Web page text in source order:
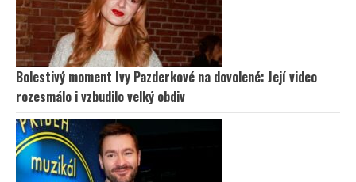
Bolestivý moment Ivy Pazderkové na dovolené: Její video
rozesmálo i vzbudilo velký obdiv